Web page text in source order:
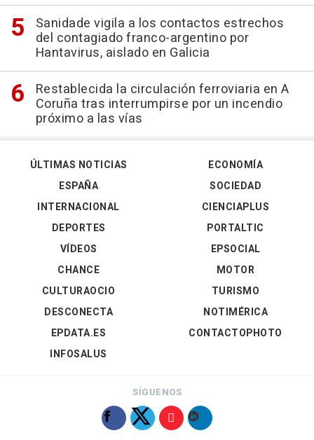
Sanidade vigila a los contactos estrechos
del contagiado franco-argentino por
Hantavirus, aislado en Galicia
Restablecida la circulación ferroviaria en A
Coruña tras interrumpirse por un incendio
próximo a las vías
ÚLTIMAS NOTICIAS
ESPAÑA
INTERNACIONAL
DEPORTES
VÍDEOS
ECONOMÍA
SOCIEDAD
CIENCIAPLUS
PORTALTIC
EPSOCIAL
CHANCE
CULTURAOCIO
DESCONECTA
EPDATA.ES
INFOSALUS
MOTOR
TURISMO
NOTIMÉRICA
CONTACTOPHOTO
SÍGUENOS